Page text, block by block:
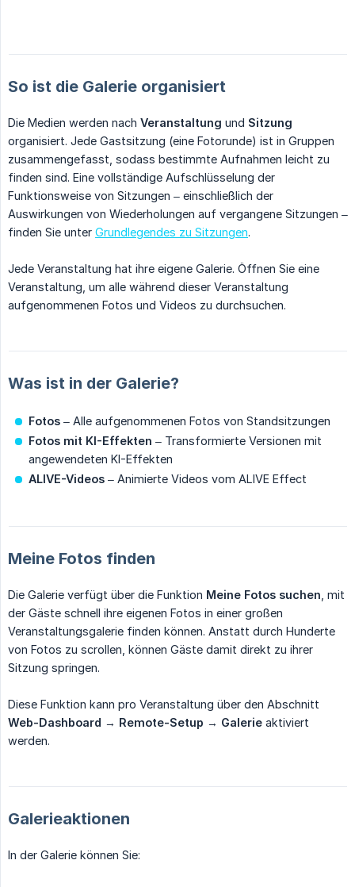
So ist die Galerie organisiert
Die Medien werden nach Veranstaltung und Sitzung
organisiert. Jede Gastsitzung (eine Fotorunde) ist in Gruppen
zusammengefasst, sodass bestimmte Aufnahmen leicht zu
finden sind. Eine vollständige Aufschlüsselung der
Funktionsweise von Sitzungen – einschließlich der
Auswirkungen von Wiederholungen auf vergangene Sitzungen –
finden Sie unter Grundlegendes zu Sitzungen.
Jede Veranstaltung hat ihre eigene Galerie. Öffnen Sie eine
Veranstaltung, um alle während dieser Veranstaltung
aufgenommenen Fotos und Videos zu durchsuchen.
Was ist in der Galerie?
Fotos – Alle aufgenommenen Fotos von Standsitzungen
Fotos mit KI-Effekten – Transformierte Versionen mit
angewendeten KI-Effekten
ALIVE-Videos – Animierte Videos vom ALIVE Effect
Meine Fotos finden
Die Galerie verfügt über die Funktion Meine Fotos suchen , mit
der Gäste schnell ihre eigenen Fotos in einer großen
Veranstaltungsgalerie finden können. Anstatt durch Hunderte
von Fotos zu scrollen, können Gäste damit direkt zu ihrer
Sitzung springen.
Diese Funktion kann pro Veranstaltung über den Abschnitt
Web-Dashboard → Remote-Setup → Galerie aktiviert
werden.
Galerieaktionen
In der Galerie können Sie: